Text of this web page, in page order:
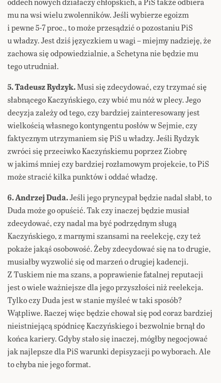
mu na wsi wielu zwolenników. Jeśli wybierze egoizm
i pewne 5-7 proc., to może przesądzić o pozostaniu PiS
u władzy. Jest dziś języczkiem u wagi – miejmy nadzieję, że
zachowa się odpowiedzialnie, a Schetyna nie będzie mu
tego utrudniał.
5. Tadeusz Rydzyk.Musi się zdecydować, czy trzymać się
słabnącego Kaczyńskiego, czy wbić mu nóż w plecy. Jego
decyzja zależy od tego, czy bardziej zainteresowany jest
wielkością własnego kontyngentu posłów w Sejmie, czy
faktycznym utrzymaniem się PiS u władzy. Jeśli Rydzyk
zwróci się przeciwko Kaczyńskiemu poprzez Ziobrę
w jakimś mniej czy bardziej rozłamowym projekcie, to PiS
może stracić kilka punktów i oddać władzę.
6. Andrzej Duda.Jeśli jego pryncypał będzie nadal słabł, to
Duda może go opuścić. Tak czy inaczej będzie musiał
zdecydować, czy nadal ma być podrzędnym sługą
Kaczyńskiego, z marnymi szansami na reelekcję, czy też
pokaże jakąś osobowość. Żeby zdecydować się na to drugie,
musiałby wyzwolić się od marzeń o drugiej kadencji.
Z Tuskiem nie ma szans, a poprawienie fatalnej reputacji
jest o wiele ważniejsze dla jego przyszłości niż reelekcja.
Tylko czy Duda jest w stanie myśleć w taki sposób?
Wątpliwe. Raczej więc będzie chował się pod coraz bardziej
nieistniejącą spódnicę Kaczyńskiego i bezwolnie brnął do
końca kariery. Gdyby stało się inaczej, mógłby negocjować
jak najlepsze dla PiS warunki depisyzacji po wyborach. Ale
to chyba nie jego format.